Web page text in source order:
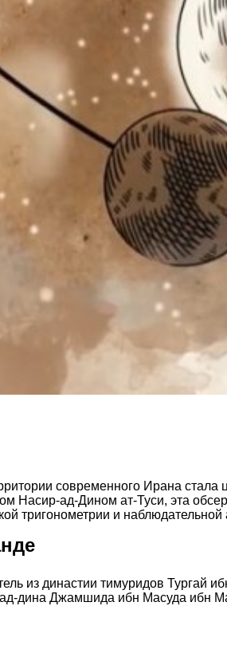
современного Ирана
Насир-ад-Дином ат-Туси, эта
тригонометрии и наблюдательной
из династии тимуридов Тургай
дина Джамшида ибн Масуда ибн